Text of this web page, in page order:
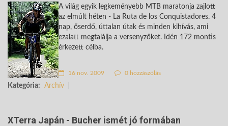
A világ egyik legkeményebb MTB maratonja zajlott
az elmúlt héten - La Ruta de los Conquistadores. 4
nap, őserdő, úttalan útak és minden kihívás, ami
ezalatt megtalálja a versenyzőket. Idén 172 montis
érkezett célba.
16 nov. 2009 0 hozzászólás
Kategória: Archív
XTerra Japán - Bucher ismét jó formában